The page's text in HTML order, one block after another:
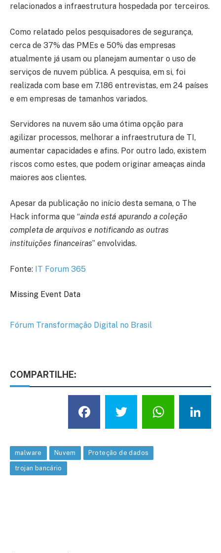
relacionados a infraestrutura hospedada por terceiros.
Como relatado pelos pesquisadores de segurança,
cerca de 37% das PMEs e 50% das empresas
atualmente já usam ou planejam aumentar o uso de
serviços de nuvem pública. A pesquisa, em si, foi
realizada com base em 7.186 entrevistas, em 24 países
e em empresas de tamanhos variados.
Servidores na nuvem são uma ótima opção para
agilizar processos, melhorar a infraestrutura de TI,
aumentar capacidades e afins. Por outro lado, existem
riscos como estes, que podem originar ameaças ainda
maiores aos clientes.
Apesar da publicação no início desta semana, o The
Hack informa que “ainda está apurando a coleção
completa de arquivos e notificando as outras
instituições financeiras” envolvidas.
Fonte: IT Forum 365
Missing Event Data
Fórum Transformação Digital no Brasil
COMPARTILHE:
Facebook
Twitter
malware Nuvem Proteção de dados
trojan bancário